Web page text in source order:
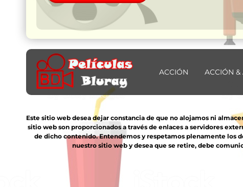
ACCIÓN ACCIÓN &
Este sitio web desea dejar constancia de que no alojamos ni
sitio web son proporcionados a través de enlaces a servidores
de dicho contenido. Entendemos y respetamos plenamente los
nuestro sitio web y desea que se retire, debe